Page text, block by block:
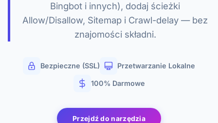
Bingbot i innych), dodaj ścieżki
Allow/Disallow, Sitemap i Crawl-delay — bez
znajomości składni.
Bezpieczne (SSL) Przetwarzanie Lokalne
100% Darmowe
Przejdź do narzędzia